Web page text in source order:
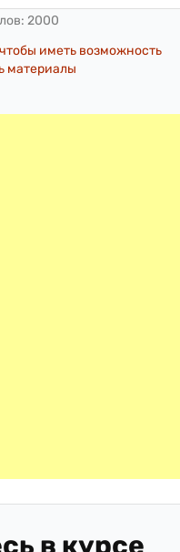
2000
иметь возможность
материалы